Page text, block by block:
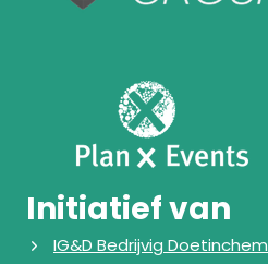
Initiatief van
IG&D Bedrijvig Doetinchem